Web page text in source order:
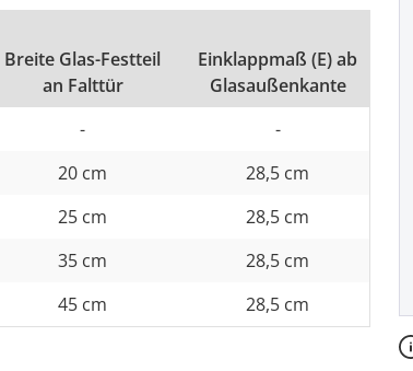
Breite Glas-Festteil
an Falttür
Einklappmaß (E) ab
Glasaußenkante
-
-
20 cm
28,5 cm
25 cm
28,5 cm
35 cm
28,5 cm
45 cm
28,5 cm